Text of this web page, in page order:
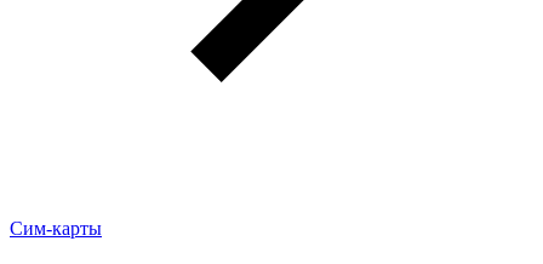
Сим-карты